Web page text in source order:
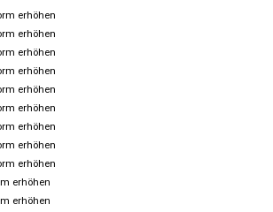
erhöhen
erhöhen
erhöhen
erhöhen
erhöhen
erhöhen
erhöhen
erhöhen
erhöhen
erhöhen
erhöhen